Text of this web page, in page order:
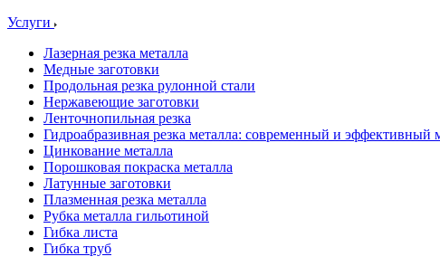
Услуги
Лазерная резка металла
Медные заготовки
Продольная резка рулонной стали
Нержавеющие заготовки
Ленточнопильная резка
Гидроабразивная резка металла: современный и эффективный
Цинкование металла
Порошковая покраска металла
Латунные заготовки
Плазменная резка металла
Рубка металла гильотиной
Гибка листа
Гибка труб